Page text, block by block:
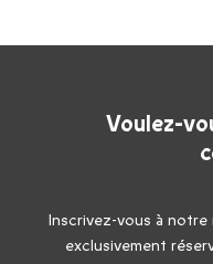
Voulez-
Inscrivez-vous à
exclusivement